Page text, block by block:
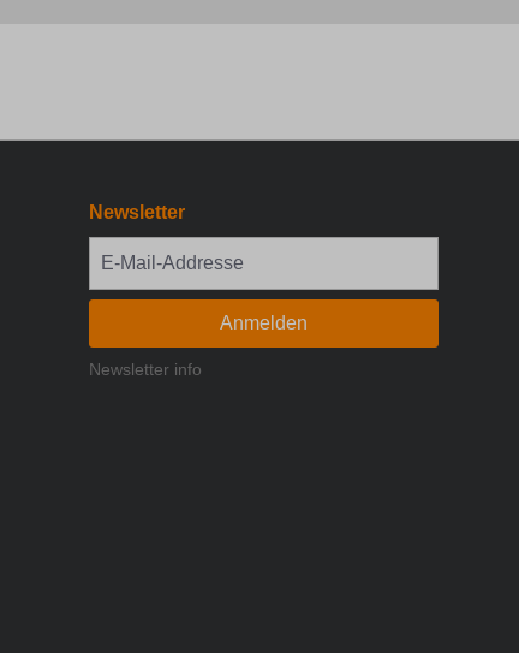
Newsletter
Anmelden
Newsletter info